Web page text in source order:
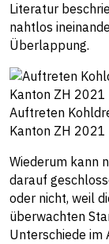
Literatur
nahtlos
Überlappung.
Auftreten
Kanton ZH 2021
Wiederum kann
darauf
oder nicht, weil
überwachten
Unterschiede